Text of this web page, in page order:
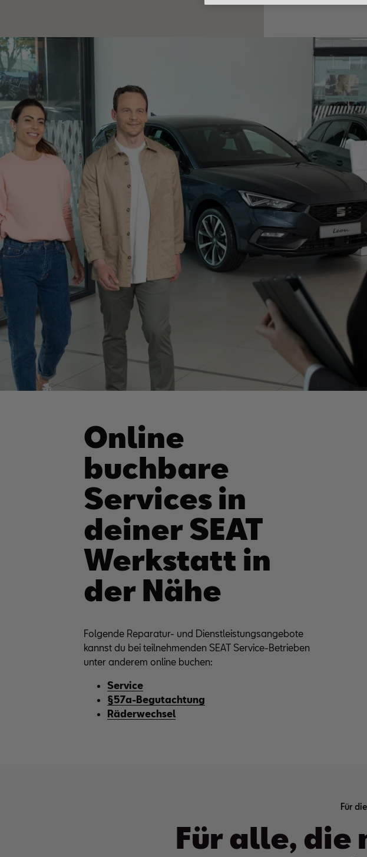
Online
buchbare
Services in
deiner SEAT
Werkstatt in
der Nähe
Folgende Reparatur- und Dienstleistungsangebote
kannst du bei teilnehmenden SEAT Service-Betrieben
unter anderem online buchen:
Service
§57a-Begutachtung
Räderwechsel
Für
Für alle, die
Porsche Betriebs, Porsche Inter Auto